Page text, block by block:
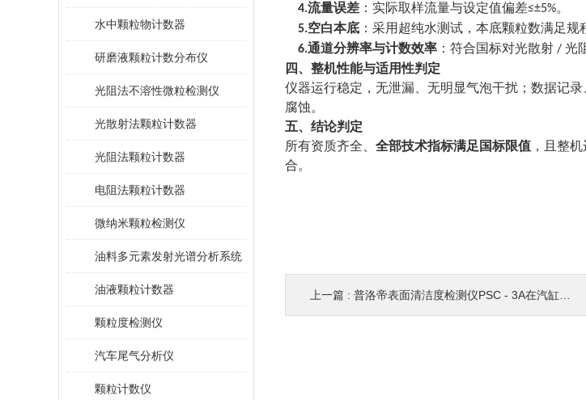
水中颗粒物计数器
研磨液颗粒计数分布仪
光阻法不溶性微粒检测仪
光散射法颗粒计数器
光阻法颗粒计数器
电阻法颗粒计数器
微纳米颗粒检测仪
油料多元素发射光谱分析系统
油液颗粒计数器
颗粒度检测仪
汽车尾气分析仪
颗粒计数仪
4.流量误差 ：实际取样流量与设定值偏差≤±5%。
5.空白本底 ：采用超纯水测试，本底颗粒数满足规
6.通道分辨率与计数效率 ：符合国标对光散射 / 光
四、整机性能与适用性判定
仪器运行稳定，无泄漏、无明显气泡干扰；数据记
腐蚀。
五、结论判定
所有资质齐全、 全部技术指标满足国标限值 ，且整
合。
上一篇 : 普洛帝表面清洁度检测仪PSC - 3A在汽缸表面清洁度检测中的应用